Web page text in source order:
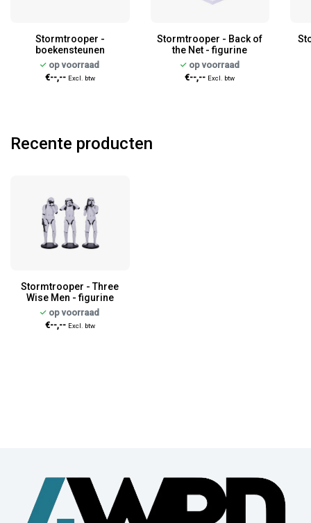
Stormtrooper -
boekensteunen
op voorraad
€--,-- Excl. btw
Stormtrooper - Back of
the Net - figurine
op voorraad
€--,-- Excl. btw
Recente producten
Stormtrooper - Three
Wise Men - figurine
op voorraad
€--,-- Excl. btw